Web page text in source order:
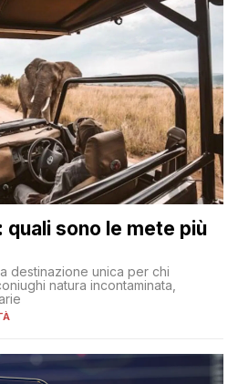
sono le mete più
destinazione unica per chi
natura incontaminata,